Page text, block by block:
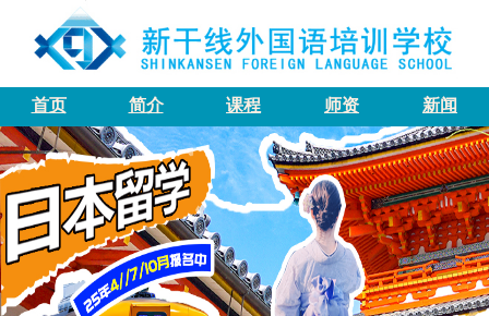
首页 简介 课程 师资 新闻